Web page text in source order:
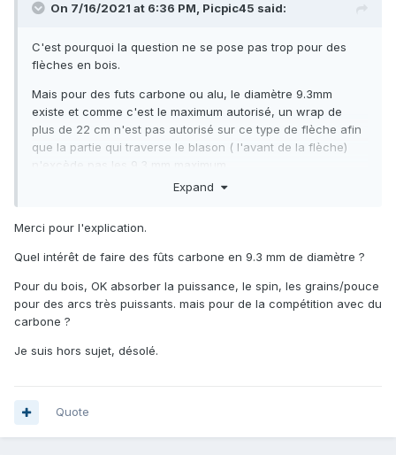
On 7/16/2021 at 6:36 PM, Picpic45 said:
C'est pourquoi la question ne se pose pas trop pour des
flèches en bois.
Mais pour des futs carbone ou alu, le diamètre 9.3mm
existe et comme c'est le maximum autorisé, un wrap de
plus de 22 cm n'est pas autorisé sur ce type de flèche afin
que la partie qui traverse le blason ( l'avant de la flèche)
n'excède pas les 9.3 mm maximum.
Expand
Merci pour l'explication.
Quel intérêt de faire des fûts carbone en 9.3 mm de diamètre ?
Pour du bois, OK absorber la puissance, le spin, les grains/pouce
pour des arcs très puissants. mais pour de la compétition avec du
carbone ?
Je suis hors sujet, désolé.
Quote